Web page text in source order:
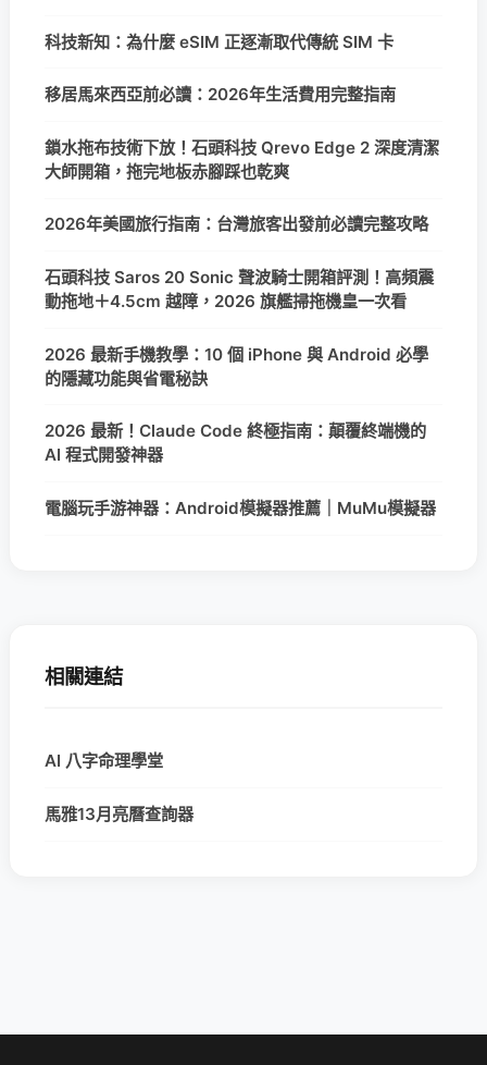
科技新知：為什麼 eSIM 正逐漸取代傳統 SIM 卡
移居馬來西亞前必讀：2026年生活費用完整指南
鎖水拖布技術下放！石頭科技 Qrevo Edge 2 深度清潔
大師開箱，拖完地板赤腳踩也乾爽
2026年美國旅行指南：台灣旅客出發前必讀完整攻略
石頭科技 Saros 20 Sonic 聲波騎士開箱評測！高頻震
動拖地＋4.5cm 越障，2026 旗艦掃拖機皇一次看
2026 最新手機教學：10 個 iPhone 與 Android 必學
的隱藏功能與省電秘訣
2026 最新！Claude Code 終極指南：顛覆終端機的
AI 程式開發神器
電腦玩手游神器：Android模擬器推薦｜MuMu模擬器
相關連結
AI 八字命理學堂
馬雅13月亮曆查詢器